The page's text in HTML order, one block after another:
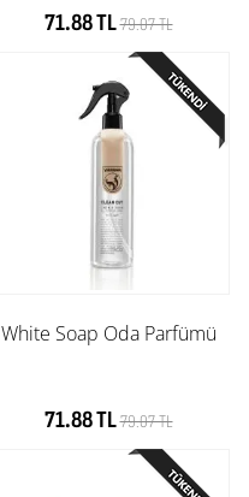
71.88 TL79.07 TL
White Soap Oda Parfümü
71.88 TL79.07 TL